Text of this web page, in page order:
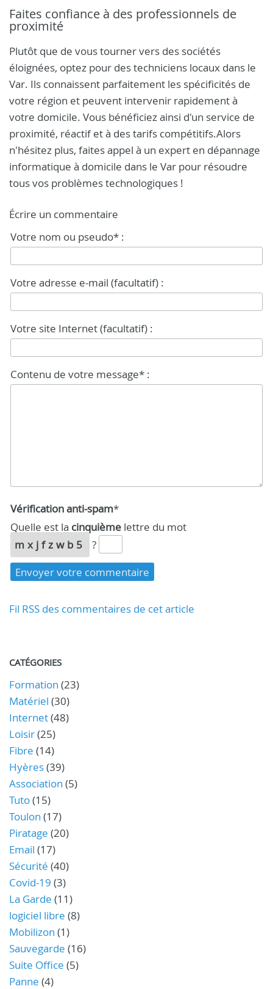
Faites confiance à des professionnels de
proximité
Plutôt que de vous tourner vers des sociétés
éloignées, optez pour des techniciens locaux dans le
Var. Ils connaissent parfaitement les spécificités de
votre région et peuvent intervenir rapidement à
votre domicile. Vous bénéficiez ainsi d'un service de
proximité, réactif et à des tarifs compétitifs.Alors
n'hésitez plus, faites appel à un expert en dépannage
informatique à domicile dans le Var pour résoudre
tous vos problèmes technologiques !
Écrire un commentaire
Votre nom ou pseudo* :
Votre adresse e-mail (facultatif) :
Votre site Internet (facultatif) :
Contenu de votre message* :
Vérification anti-spam*
Quelle est la cinquième lettre du mot
mxjfzwb5
?
Fil RSS des commentaires de cet article
CATÉGORIES
Formation (23)
Matériel (30)
Internet(48)
Loisir(25)
Fibre (14)
Hyères(39)
Association (5)
Tuto(15)
Toulon (17)
Piratage (20)
Email (17)
Sécurité (40)
Covid-19 (3)
La Garde (11)
logiciel libre (8)
Mobilizon (1)
Sauvegarde (16)
Suite Office (5)
Panne (4)